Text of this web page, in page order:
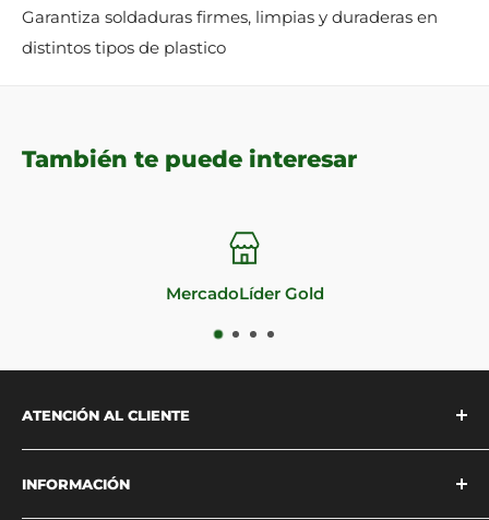
Garantiza soldaduras firmes, limpias y duraderas en
distintos tipos de plastico
También te puede interesar
Impecable reputación
ATENCIÓN AL CLIENTE
Estamos disponibles para atenderte
víaWhatsApp
INFORMACIÓN